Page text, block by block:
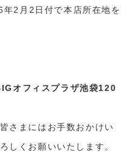
2月2日付で本店所在地を
オフィスプラザ池袋120
さまにはお手数おかけい
しくお願いいたします。